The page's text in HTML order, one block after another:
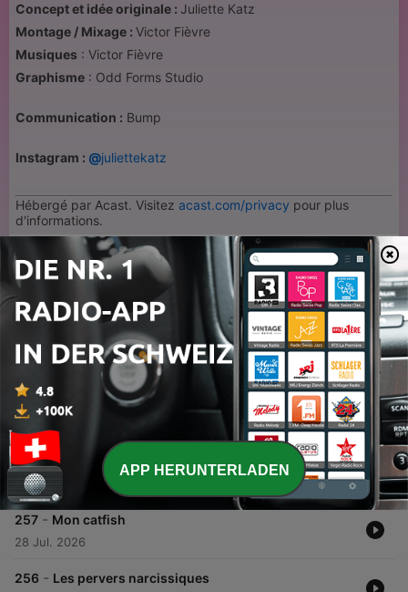
Concept et idée originale : Juliette Katz
Montage / Mixage : Victor Fièvre
Musiques : Victor Fièvre
Graphisme : Odd Forms Studio
Communication : Bump
Instagram : @juliettekatz
Hébergé par Acast. Visitez acast.com/privacy pour plus
d'informations.
Lautstärke 1 x
00:00 00:00
Folgen
258 - La paternité engagée
04 Aug. 2026
257 - Mon catfish
28 Jul. 2026
256 - Les pervers narcissiques
APP HERUNTERLADEN